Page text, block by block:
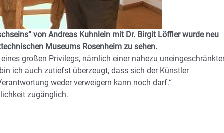
von Andreas Kuhnlein mit Dr. Birgit Löffler wurde neu
Museums Rosenheim zu sehen.
großen Privilegs, nämlich einer nahezu
ich auch zutiefst überzeugt, dass sich der Künstler
weder verweigern kann noch darf.“
zugänglich.